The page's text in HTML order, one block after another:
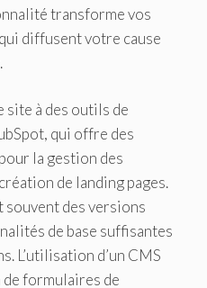
transforme vos
diffusent votre cause
site à des outils de
qui offre des
la gestion des
de landing pages.
des versions
de base suffisantes
L’utilisation d’un CMS
formulaires de